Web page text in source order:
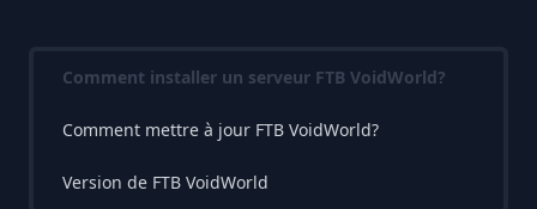
Comment installer un serveur FTB VoidWorld?
Comment mettre à jour FTB VoidWorld?
Version de FTB VoidWorld